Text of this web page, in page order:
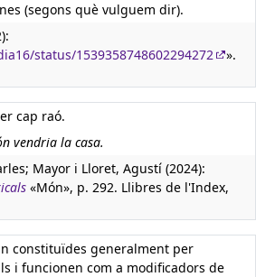
(segons què vulguem dir).
status/1539358748602294272
».
cap raó.
vendria la casa.
Mayor i Lloret, Agustí (2024):
«Món», p. 292. Llibres de l'Index,
constituïdes generalment per
i funcionen com a modificadors de